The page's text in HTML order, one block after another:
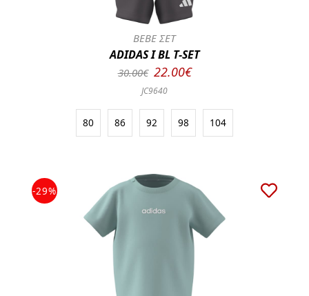
BEBE ΣΕΤ
ADIDAS I BL T-SET
30.00€ 22.00€
JC9640
80 86 92 98 104
-29%